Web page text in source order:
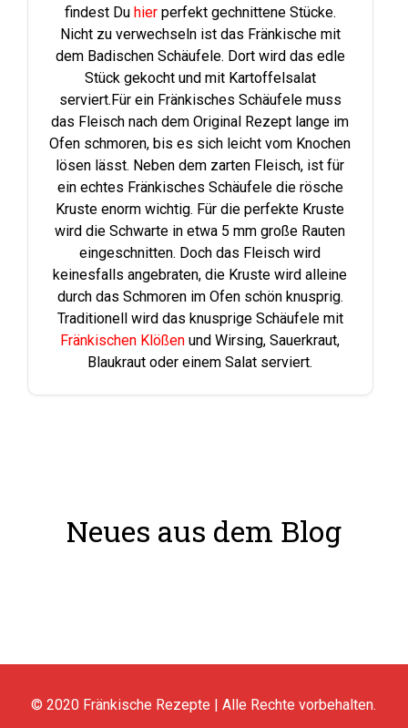
findest Du hierperfekt gechnittene Stücke.
Nicht zu verwechseln ist das Fränkische mit
dem Badischen Schäufele. Dort wird das edle
Stück gekocht und mit Kartoffelsalat
serviert.Für ein Fränkisches Schäufele muss
das Fleisch nach dem Original Rezept lange im
Ofen schmoren, bis es sich leicht vom Knochen
lösen lässt. Neben dem zarten Fleisch, ist für
ein echtes Fränkisches Schäufele die rösche
Kruste enorm wichtig. Für die perfekte Kruste
wird die Schwarte in etwa 5 mm große Rauten
eingeschnitten. Doch das Fleisch wird
keinesfalls angebraten, die Kruste wird alleine
durch das Schmoren im Ofen schön knusprig.
Traditionell wird das knusprige Schäufele mit
Fränkischen Klößen und Wirsing, Sauerkraut,
Blaukraut oder einem Salat serviert.
Neues aus dem Blog
© 2020 Fränkische Rezepte | Alle Rechte vorbehalten.